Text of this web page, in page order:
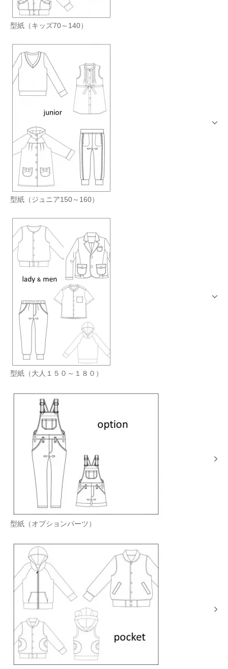
型紙（キッズ70～140）
型紙（ジュニア150～160）
型紙（大人１５０～１８０）
型紙（オプションパーツ）